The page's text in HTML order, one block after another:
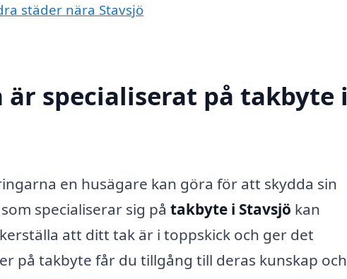
städer nära Stavsjö
specialiserat på takbyte i
en husägare kan göra för att skydda sin
specialiserar sig på takbyte i Stavsjö kan
att ditt tak är i toppskick och ger det
på takbyte får du tillgång till deras kunskap och